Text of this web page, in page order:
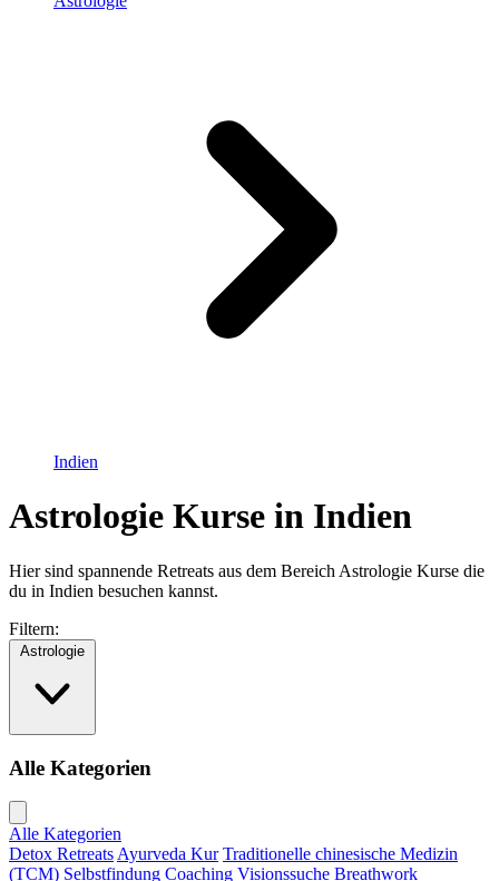
Indien
Astrologie Kurse in Indien
Hier sind spannende Retreats aus dem Bereich Astrologie Kurse die
du in Indien besuchen kannst.
Filtern:
Astrologie
Alle Kategorien
Alle Kategorien
Detox Retreats Ayurveda Kur Traditionelle chinesische Medizin
(TCM) Selbstfindung Coaching Visionssuche Breathwork